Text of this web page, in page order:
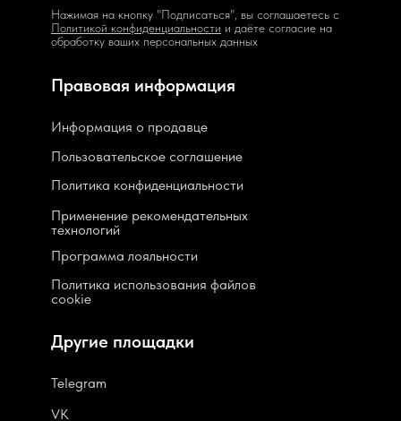
Нажимая на кнопку "Подписаться", вы соглашаетесь с
Политикой конфиденциальности и даёте согласие на
обработку ваших персональных данных
Пользовательское соглашение
Политика конфиденциальности
Программа лояльности
Политика использования файлов
cookie
Применение рекомендательных
технологий
Информация о продавце
Telegram
VK
Правовая информация
Другие площадки